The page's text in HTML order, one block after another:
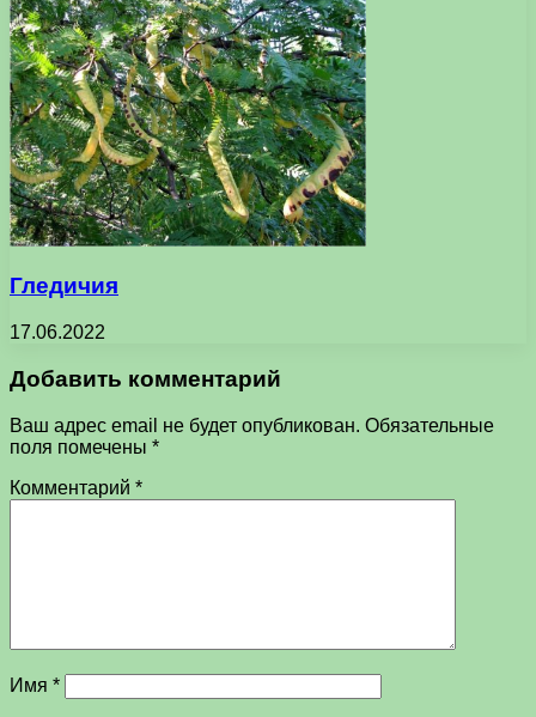
Гледичия
17.06.2022
Добавить комментарий
Ваш адрес email не будет опубликован. Обязательные
поля помечены *
Комментарий *
Имя *